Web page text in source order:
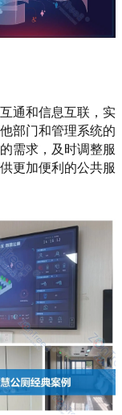
通和信息互联，实
部门和管理系统的
需求，及时调整服
更加便利的公共服